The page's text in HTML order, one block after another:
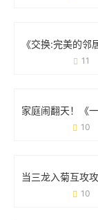
11
10
10